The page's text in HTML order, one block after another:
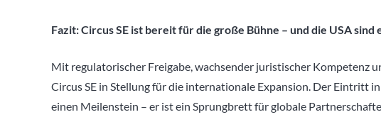
Fazit: Circus SE ist bereit für die große Bühne – und die USA sind
Mit regulatorischer Freigabe, wachsender juristischer Kompetenz
Circus SE in Stellung für die internationale Expansion. Der Eintritt
einen Meilenstein – er ist ein Sprungbrett für globale